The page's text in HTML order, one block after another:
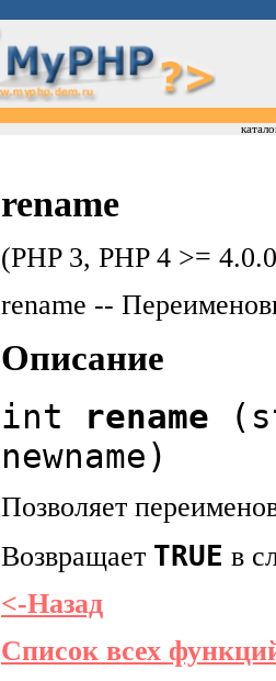
rename
(PHP 3, PHP 4 >=
rename --
Описание
int
rename
newname)
Позволяет
Возвращает TRUE в
<-Назад
Список всех